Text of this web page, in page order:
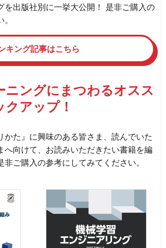
を出版社別に一挙大公開！ 是非ご購入の
キング記事はこちら
ニングにまつわるオスス
アップ！
かた』に興味のある皆さま、読んでいた
へ向けて、お読みいただきたい書籍を編
ご購入の参考にしてみてください。